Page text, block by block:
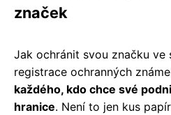
značek
Jak ochránit svou značku ve
registrace ochranných
každého, kdo chce své
hranice. Není to jen kus